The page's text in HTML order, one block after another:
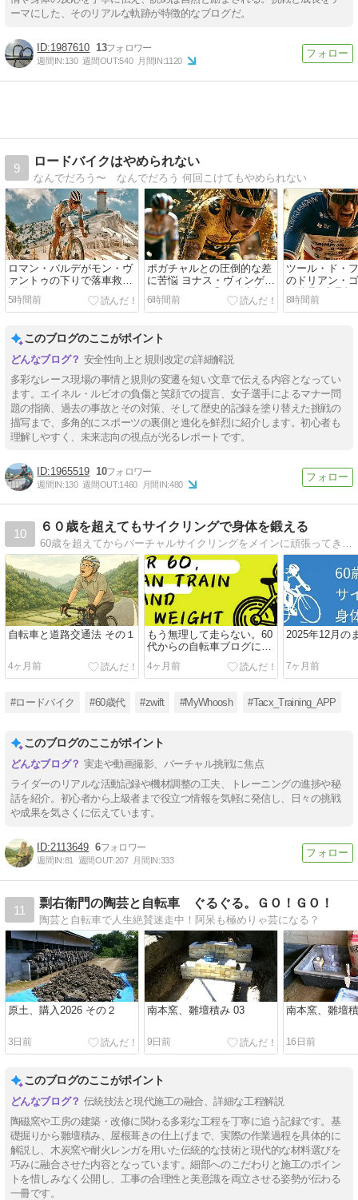
ーマにした、そのリアルな軌跡が特徴的なブログだ。
1987610 13
週間IN:130 週間OUT:540 月間IN:1120
9
ロードバイクはやめられない
なんでだろう〜 なんでだろう 何回こけてもやめられない
ロマン・バルデがモン・ヴ
ァントゥの下りで落車救急
搬送
5時間前
ポガチャルとの圧倒的な差
に苦悩 ヨナス・ヴィンゲゴ
ーが漏らした「これ以上ど
うすればいいんだ？」
6時間前
ツール・ド・
のドリアン・
で肋骨4本骨
た?
8時間前
このブログのここがポイント
安全性向上と規則改定の詳細解説
多彩なレース現場の事情と規則の変遷を短い文章で伝える内容となってい
ます。エイネル・ルビオの負傷と笑顔での提言、女子選手によるマナー問
題の指摘、過去の事故とその対策、そして歴史的記録を塗り替えた挑戦の
描写まで、多角的にスポーツの裏側と進化を鮮烈に紹介します。初心者も
理解しやすく、未来志向の視点が光るレポートです。
1965519 10
週間IN:130 週間OUT:1460 月間IN:480
10
６０歳を超えてもサイクリングで身体を鍛える
60歳を超えてからバーチャルサイクリングをメインに頑張ってきましたが、体力の限界です。これからシニアのためのやさしい自転車ブログとして生まれ変わります。
自転車と道路交通法 その１
4ヶ月前
もう無理して走らない。60
代からの自転車ブログに変
えます
4ヶ月前
2025年12月の
7ヶ月前
#ロードバイク #60歳代 #zwift #MyWhoosh #Tacx_Training_APP
このブログのここがポイント
実走や動画撮影、バーチャル挑戦に焦点
ライダーのリアルな活動記録や機材調整の工夫、トレーニングの進捗や秘
話を紹介。初心者から上級者まで役立つ情報を気軽に発信し、日々の挑戦
や成果を気さくに伝えています。
2113649 6
週間IN:81 週間OUT:207 月間IN:333
11
剽右衛門の陶芸と自転車 ぐるぐる。ＧＯ！ＧＯ！
陶芸と自転車で人生絶賛迷走中！阿呆も極めりゃ芸になる？
原土、購入2026 その２
3日前
南本窯、雛壇積み 03
9日前
南本窯、雛壇
16日前
このブログのここがポイント
伝統技法と現代施工の融合、詳細な工程解説
陶磁窯や工房の建築・改修に関わる多彩な工程を丁寧に追う記録です。基
礎掘りから雛壇積み、屋根葺きの仕上げまで、実際の作業過程を具体的に
解説し、木炭窯や耐火レンガを用いた伝統的な技術と現代的な材料選びを
巧みに融合させた内容となっています。細部へのこだわりと施工のポイン
トを惜しみなく公開し、工事の合理性と美意識を両立させる姿勢が伝わる
一冊です。